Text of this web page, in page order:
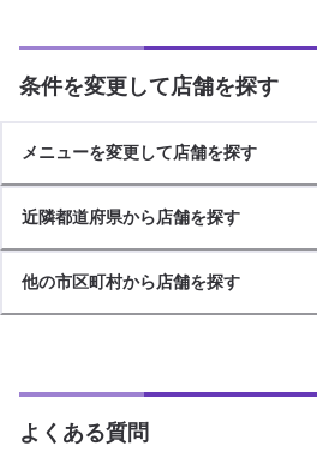
条件を変更して店舗を探す
メニューを変更して店舗を探す
近隣都道府県から店舗を探す
他の市区町村から店舗を探す
よくある質問